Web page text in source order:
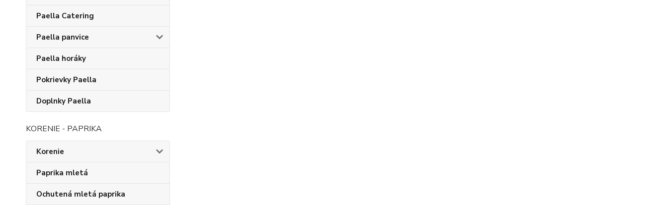
Paella Catering
Paella panvice
Paella horáky
Pokrievky Paella
Doplnky Paella
KORENIE - PAPRIKA
Korenie
Paprika mletá
Ochutená mletá paprika